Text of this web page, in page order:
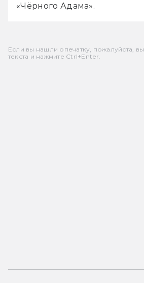
«Чёрного Адама».
Если вы нашли опечатку, пожалуйста,
текста и нажмите Ctrl+Enter.